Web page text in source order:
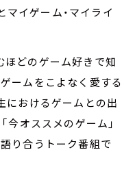
イゲーム・マイライ
どのゲーム好きで知
ームをこよなく愛する
におけるゲームとの出
今オススメのゲーム｣
り合うトーク番組で